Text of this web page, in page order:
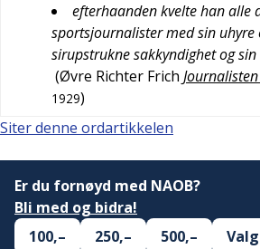
efterhaanden kvelte han alle
sportsjournalister med sin
sirupstrukne sakkyndighet og
(Øvre Richter Frich
1929)
Siter denne ordartikkelen
Er du fornøyd med NAOB?
Bli med og bidra!
100,–
250,– 500,–